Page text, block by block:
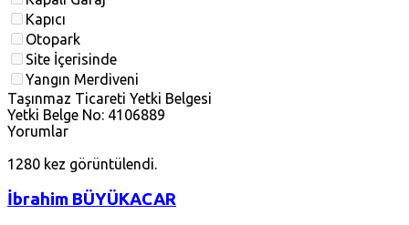
Kapıcı
Otopark
Site İçerisinde
Yangın Merdiveni
Taşınmaz Ticareti Yetki Belgesi
Yetki Belge No: 4106889
Yorumlar
1280 kez görüntülendi.
İbrahim BÜYÜKACAR